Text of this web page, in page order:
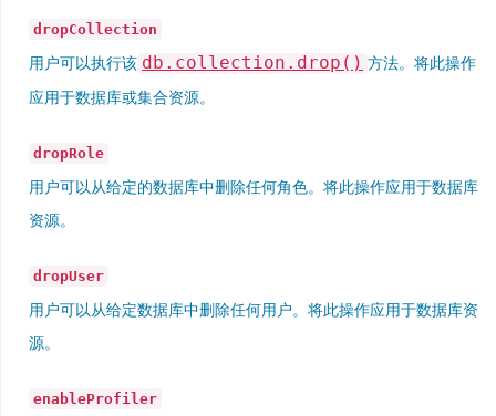
dropCollection
用户可以执行该 db.collection.drop() 方法。将此操作
应用于数据库或集合资源。
dropRole
用户可以从给定的数据库中删除任何角色。将此操作应用于数据库
资源。
dropUser
用户可以从给定数据库中删除任何用户。将此操作应用于数据库资
源。
enableProfiler